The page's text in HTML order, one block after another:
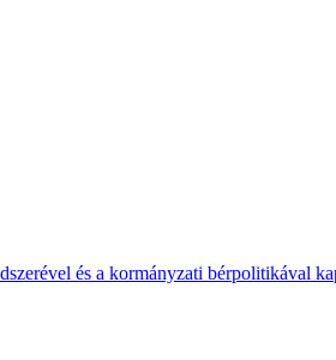
és a kormányzati bérpolitikával